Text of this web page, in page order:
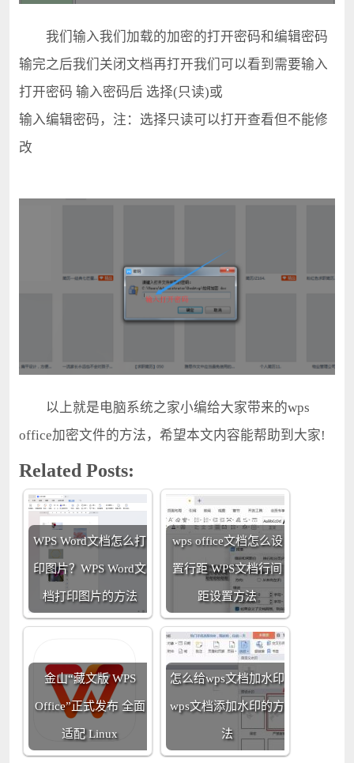
我们输入我们加载的加密的打开密码和编辑密码
输完之后我们关闭文档再打开我们可以看到需要输入
打开密码 输入密码后 选择(只读)或
输入编辑密码，注：选择只读可以打开查看但不能修
改
以上就是电脑系统之家小编给大家带来的wps
office加密文件的方法，希望本文内容能帮助到大家!
Related Posts:
WPS Word文档怎么打
印图片？WPS Word文
档打印图片的方法
wps office文档怎么设
置行距 WPS文档行间
距设置方法
金山“藏文版 WPS
Office”正式发布 全面
适配 Linux
怎么给wps文档加水印
wps文档添加水印的方
法